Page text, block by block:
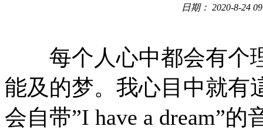
日期： 2020-8-24
每个人心中都会有个
能及的梦。我心目中就有
会自带”I have a dream”